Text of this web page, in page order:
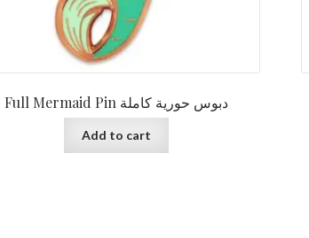
Full Mermaid Pin دبوس حورية كاملة
Add to cart